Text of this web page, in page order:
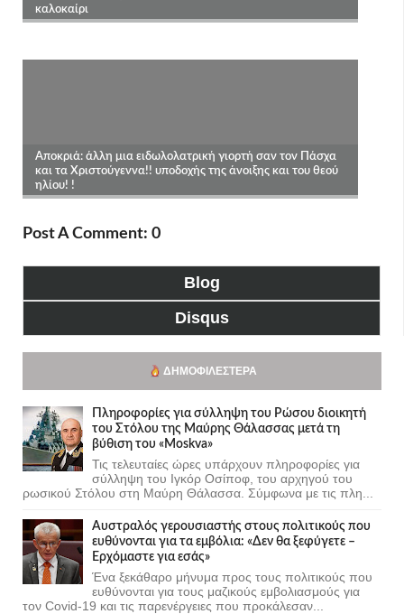
Post A Comment: 0
Blog
Disqus
ΔΗΜΟΦΙΛΈΣΤΕΡΑ
Πληροφορίες για σύλληψη του Ρώσου διοικητή
του Στόλου της Mαύρης Θάλασσας μετά τη
βύθιση του «Moskva»
Τις τελευταίες ώρες υπάρχουν πληροφορίες για
σύλληψη του Ιγκόρ Οσίποφ, του αρχηγού του
ρωσικού Στόλου στη Μαύρη Θάλασσα. Σύμφωνα με τις πλη...
Αυστραλός γερουσιαστής στους πολιτικούς που
ευθύνονται για τα εμβόλια: «Δεν θα ξεφύγετε –
Ερχόμαστε για εσάς»
Ένα ξεκάθαρο μήνυμα προς τους πολιτικούς που
ευθύνονται για τους μαζικούς εμβολιασμούς για
τον Covid-19 και τις παρενέργειες που προκάλεσαν...